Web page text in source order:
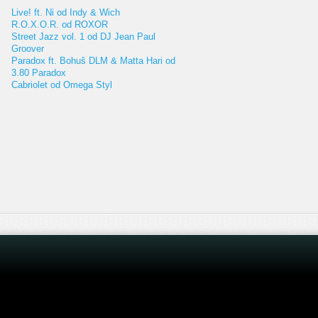
Live! ft. Ni od Indy & Wich
R.O.X.O.R. od ROXOR
Street Jazz vol. 1 od DJ Jean Paul
Groover
Paradox ft. Bohuš DLM & Matta Hari od
3.80 Paradox
Cabriolet od Omega Styl